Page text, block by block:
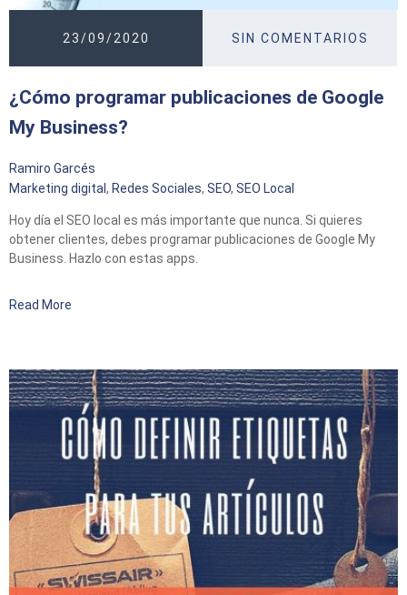
23/09/2020 SIN COMENTARIOS
¿Cómo programar publicaciones de Google
My Business?
Ramiro Garcés
Marketing digital, Redes Sociales, SEO, SEO Local
Hoy día el SEO local es más importante que nunca. Si quieres
obtener clientes, debes programar publicaciones de Google My
Business. Hazlo con estas apps.
Read More